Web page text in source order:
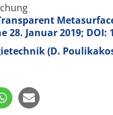
28. Januar 2019; DOI:
(D.